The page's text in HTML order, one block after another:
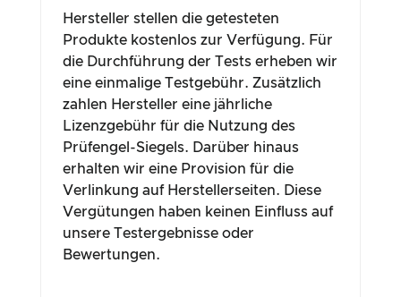
Hersteller stellen die getesteten
Produkte kostenlos zur Verfügung. Für
die Durchführung der Tests erheben wir
eine einmalige Testgebühr. Zusätzlich
zahlen Hersteller eine jährliche
Lizenzgebühr für die Nutzung des
Prüfengel-Siegels. Darüber hinaus
erhalten wir eine Provision für die
Verlinkung auf Herstellerseiten. Diese
Vergütungen haben keinen Einfluss auf
unsere Testergebnisse oder
Bewertungen.